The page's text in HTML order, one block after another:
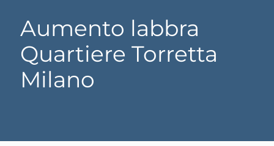
Aumento labbra
Quartiere Torretta
Milano